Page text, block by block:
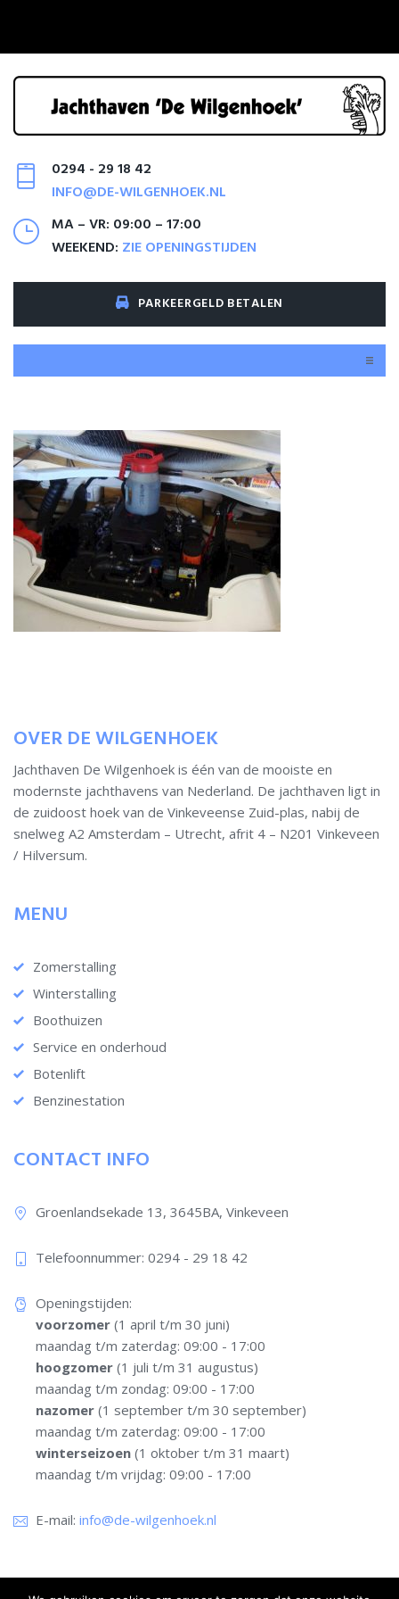
0294 - 29 18 42
INFO@DE-WILGENHOEK.NL
MA – VR: 09:00 – 17:00
WEEKEND: ZIE OPENINGSTIJDEN
PARKEERGELD BETALEN
Ligplaatsen
Service
Informatie
Portfolio
OVER DE WILGENHOEK
Jachthaven De Wilgenhoek is één van de mooiste en
modernste jachthavens van Nederland. De jachthaven ligt in
de zuidoost hoek van de Vinkeveense Zuid-plas, nabij de
snelweg A2 Amsterdam – Utrecht, afrit 4 – N201 Vinkeveen
/ Hilversum.
MENU
Zomerstalling
Winterstalling
Boothuizen
Service en onderhoud
Botenlift
Benzinestation
CONTACT INFO
Groenlandsekade 13, 3645BA, Vinkeveen
Telefoonnummer: 0294 - 29 18 42​
Openingstijden:
voorzomer(1 april t/m 30 juni)
maandag t/m zaterdag: 09:00 - 17:00
hoogzomer(1 juli t/m 31 augustus)
maandag t/m zondag: 09:00 - 17:00
nazomer(1 september t/m 30 september)
maandag t/m zaterdag: 09:00 - 17:00
winterseizoen(1 oktober t/m 31 maart)
maandag t/m vrijdag: 09:00 - 17:00
E-mail: info@de-wilgenhoek.nl